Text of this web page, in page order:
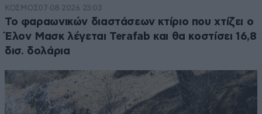
ΚΟΣΜΟΣ07·08·2026 23:03
Το φαραωνικών διαστάσεων κτίριο που χτίζει ο
Έλον Μασκ λέγεται Terafab και θα κοστίσει 16,8
δισ. δολάρια